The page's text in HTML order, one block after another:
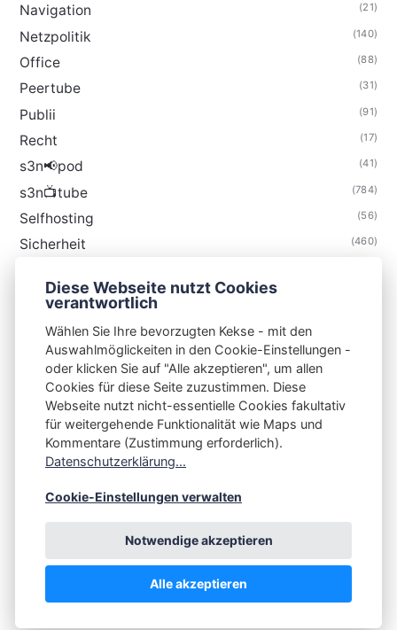
Navigation (21)
Netzpolitik (140)
Office (88)
Peertube (31)
Publii (91)
Recht (17)
s3n📢pod (41)
s3n📺tube (784)
Selfhosting (56)
Sicherheit (460)
Thunderbird
S3N🧩NET
Integrating Open-Source Blog Network (iOSBN)
Impressum
Kontakt
💪by☕ ❤️ & Publii CMS
Diese Webseite nutzt Cookies
verantwortlich
Wählen Sie Ihre bevorzugten Kekse - mit den
Auswahlmöglickeiten in den Cookie-Einstellungen -
oder klicken Sie auf "Alle akzeptieren", um allen
Cookies für diese Seite zuzustimmen. Diese
Webseite nutzt nicht-essentielle Cookies fakultativ
für weitergehende Funktionalität wie Maps und
Kommentare (Zustimmung erforderlich).
Datenschutzerklärung...
Cookie-Einstellungen verwalten
Notwendige akzeptieren
Alle akzeptieren